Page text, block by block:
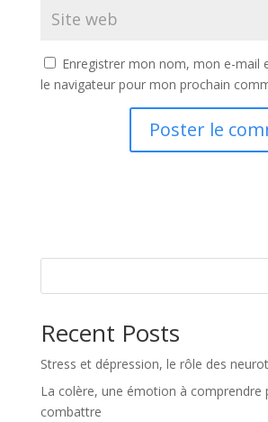
Enregistrer mon nom, mon e-mail
le navigateur pour mon prochain
e
:
Recent Posts
Stress et dépression, le rôle des
La colère, une émotion à comprendre
combattre